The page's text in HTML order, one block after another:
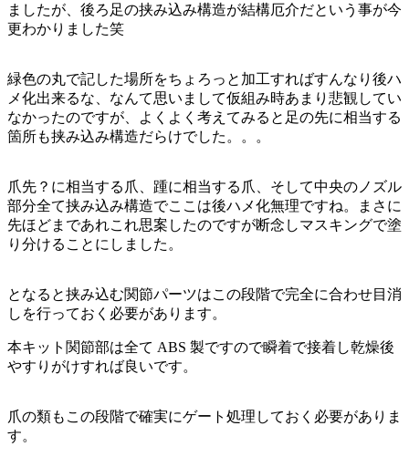
ましたが、後ろ足の挟み込み構造が結構厄介だという事が今
更わかりました笑
緑色の丸で記した場所をちょろっと加工すればすんなり後ハ
メ化出来るな、なんて思いまして仮組み時あまり悲観してい
なかったのですが、よくよく考えてみると足の先に相当する
箇所も挟み込み構造だらけでした。。。
爪先？に相当する爪、踵に相当する爪、そして中央のノズル
部分全て挟み込み構造でここは後ハメ化無理ですね。まさに
先ほどまであれこれ思案したのですが断念しマスキングで塗
り分けることにしました。
となると挟み込む関節パーツはこの段階で完全に合わせ目消
しを行っておく必要があります。
本キット関節部は全て ABS 製ですので瞬着で接着し乾燥後
やすりがけすれば良いです。
爪の類もこの段階で確実にゲート処理しておく必要がありま
す。